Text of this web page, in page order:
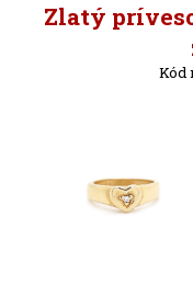
Zlatý
Kód